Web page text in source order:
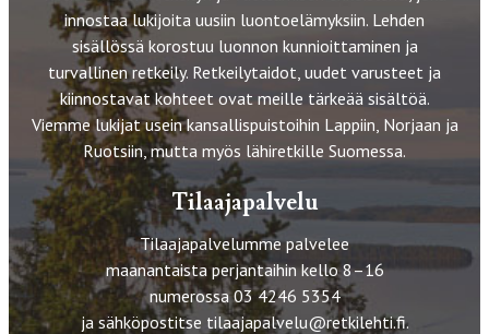
innostaa lukijoita uusiin luontoelämyksiin. Lehden
sisällössä korostuu luonnon kunnioittaminen ja
turvallinen retkeily. Retkeilytaidot, uudet varusteet ja
kiinnostavat kohteet ovat meille tärkeää sisältöä.
Viemme lukijat usein kansallispuistoihin Lappiin, Norjaan ja
Ruotsiin, mutta myös lähiretkille Suomessa.
Tilaajapalvelu
Tilaajapalvelumme palvelee
maanantaista perjantaihin kello 8–16
numerossa 03 4246 5354
ja sähköpostitse tilaajapalvelu@retkilehti.fi.